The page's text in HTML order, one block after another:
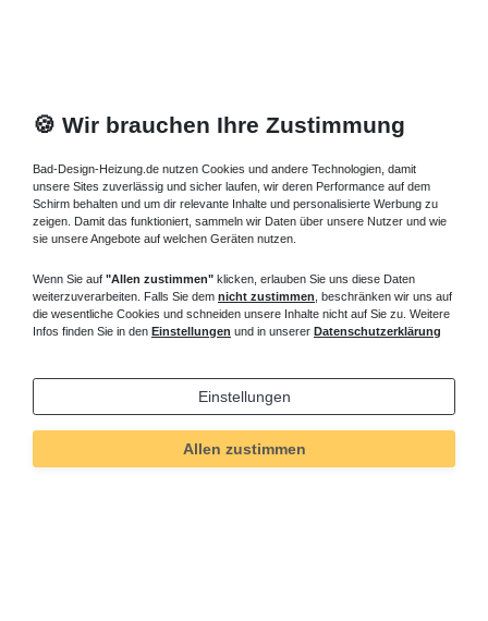
🍪 Wir brauchen Ihre Zustimmung
Bad-Design-Heizung.de nutzen Cookies und andere Technologien, damit
unsere Sites zuverlässig und sicher laufen, wir deren Performance auf dem
Schirm behalten und um dir relevante Inhalte und personalisierte Werbung zu
zeigen. Damit das funktioniert, sammeln wir Daten über unsere Nutzer und wie
sie unsere Angebote auf welchen Geräten nutzen.
Wenn Sie auf "Allen zustimmen" klicken, erlauben Sie uns diese Daten
weiterzuverarbeiten. Falls Sie dem nicht zustimmen , beschränken wir uns auf
die wesentliche Cookies und schneiden unsere Inhalte nicht auf Sie zu. Weitere
Infos finden Sie in den Einstellungen und in unserer Datenschutzerklärung
Einstellungen
Allen zustimmen